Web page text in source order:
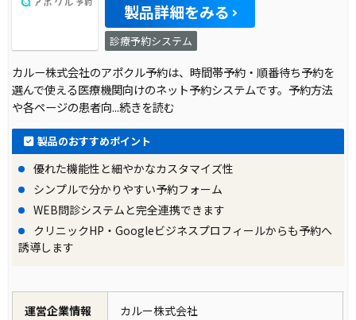
製品詳細をみる
診療予約システム
カルー株式会社のアポクル予約は、時間帯予約・順番待ち予約を
選んで使える医療機関向けのネット予約システムです。予約方法
や各ページの患者向...続きを読む
製品のおすすめポイント
優れた機能性と細やかなカスタマイズ性
シンプルで分かりやすい予約フォーム
WEB問診システムと完全連携できます
クリニックHP・Googleビジネスプロフィールからも予約へ
誘導します
運営企業情報 カルー株式会社